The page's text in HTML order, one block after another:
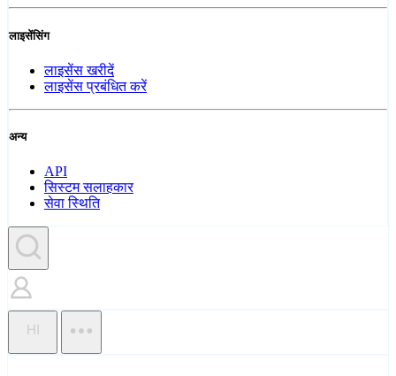
लाइसेंसिंग
लाइसेंस खरीदें
लाइसेंस प्रबंधित करें
अन्य
API
सिस्टम सलाहकार
सेवा स्थिति
HI